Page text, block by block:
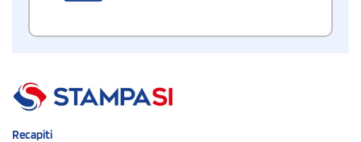
Recapiti